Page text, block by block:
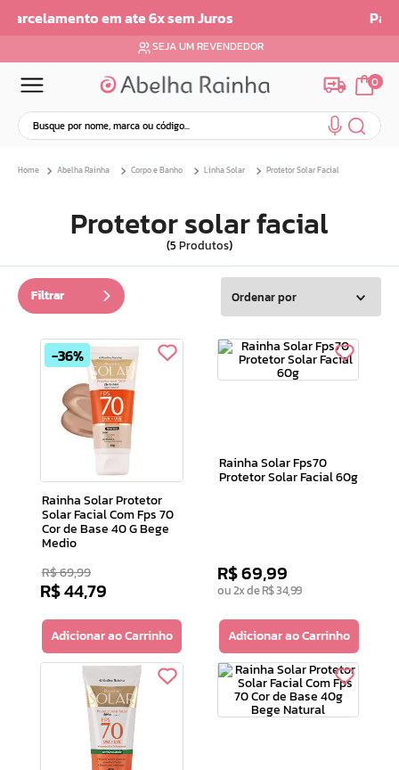
Parcelamento em até 6x sem juros
SEJA UM REVENDEDOR
0
Busque por nome, marca ou código...
Abelha Rainha Corpo e Banho Linha Solar Protetor Solar Facial
Protetor solar facial
5 Produtos
Filtrar Ordenar por
36%
Rainha Solar Protetor
Solar Facial Com Fps 70
Cor de Base 40 G Bege
Medio
R$69,99
R$44,79
Adicionar ao Carrinho
Rainha Solar Fps70
Protetor Solar Facial 60g
R$69,99
ou2x deR$34,99
Adicionar ao Carrinho
facial
4º
bom medico
5º
6º
clareador
7º
creme
º
batom
camiseta
doce infancia